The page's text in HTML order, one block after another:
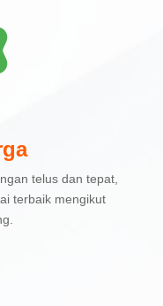
telus dan tepat,
terbaik mengikut